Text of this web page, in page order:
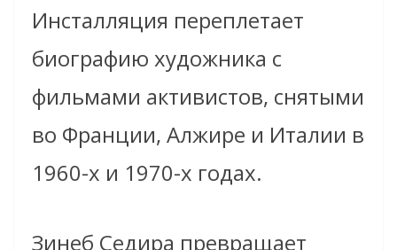
Инсталляция переплетает
биографию художника с
фильмами активистов, снятыми
во Франции, Алжире и Италии в
1960-х и 1970-х годах.
Зинеб Седира превращает